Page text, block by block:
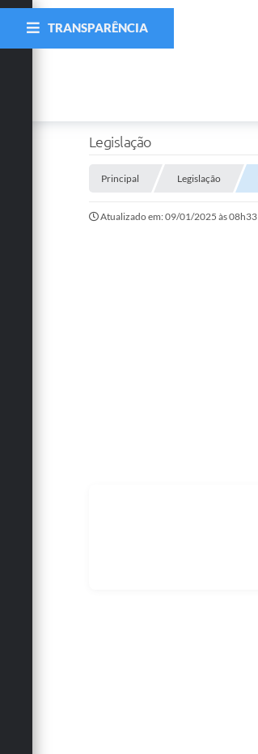
TRANSPARÊNCIA
Legislação
Principal Legislação
Atualizado em: 09/01/2025 às 08h33